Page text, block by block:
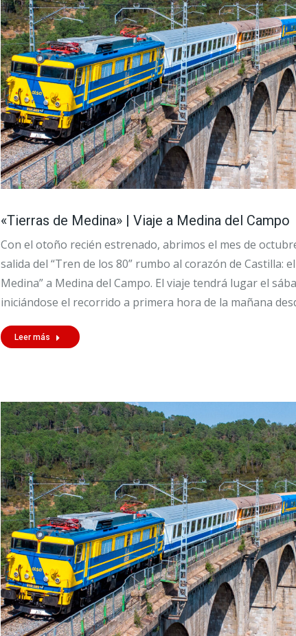
«Tierras de Medina» | Viaje a Medina del Campo
Con el otoño recién estrenado, abrimos el mes de
salida del “Tren de los 80” rumbo al corazón de Castilla:
Medina” a Medina del Campo. El viaje tendrá lugar el
iniciándose el recorrido a primera hora de la mañana
Leer más